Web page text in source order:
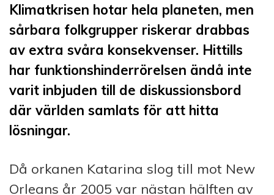
Klimatkrisen hotar hela planeten, men
sårbara folkgrupper riskerar drabbas
av extra svåra konsekvenser. Hittills
har funktionshinderrörelsen ändå inte
varit inbjuden till de diskussionsbord
där världen samlats för att hitta
lösningar.
Då orkanen Katarina slog till mot New
Orleans år 2005 var nästan hälften av